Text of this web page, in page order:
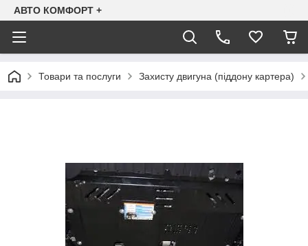
АВТО КОМФОРТ +
Товари та послуги Захисту двигуна (піддону картера)